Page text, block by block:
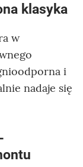
klasyka
w
i
nadaje się